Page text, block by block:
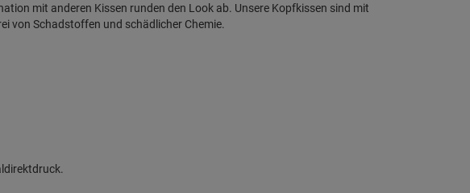
mit anderen Kissen runden den Look ab. Unsere Kopfkissen sind mit
von Schadstoffen und schädlicher Chemie.